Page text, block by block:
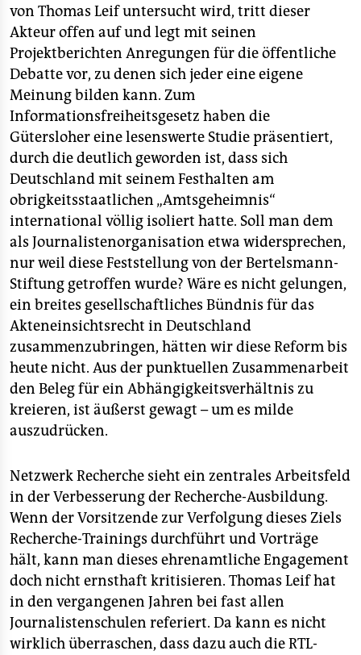
von Thomas Leif untersucht wird, tritt dieser
Akteur offen auf und legt mit seinen
Projektberichten Anregungen für die öffentliche
Debatte vor, zu denen sich jeder eine eigene
Meinung bilden kann. Zum
Informationsfreiheitsgesetz haben die
Gütersloher eine lesenswerte Studie präsentiert,
durch die deutlich geworden ist, dass sich
Deutschland mit seinem Festhalten am
obrigkeitsstaatlichen „Amtsgeheimnis“
international völlig isoliert hatte. Soll man dem
als Journalistenorganisation etwa widersprechen,
nur weil diese Feststellung von der Bertelsmann-
Stiftung getroffen wurde? Wäre es nicht gelungen,
ein breites gesellschaftliches Bündnis für das
Akteneinsichtsrecht in Deutschland
zusammenzubringen, hätten wir diese Reform bis
heute nicht. Aus der punktuellen Zusammenarbeit
den Beleg für ein Abhängigkeitsverhältnis zu
kreieren, ist äußerst gewagt – um es milde
auszudrücken.
Netzwerk Recherche sieht ein zentrales Arbeitsfeld
in der Verbesserung der Recherche-Ausbildung.
Wenn der Vorsitzende zur Verfolgung dieses Ziels
Recherche-Trainings durchführt und Vorträge
hält, kann man dieses ehrenamtliche Engagement
doch nicht ernsthaft kritisieren. Thomas Leif hat
in den vergangenen Jahren bei fast allen
Journalistenschulen referiert. Da kann es nicht
wirklich überraschen, dass dazu auch die RTL-